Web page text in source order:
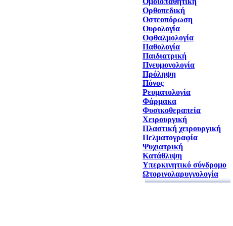
Ορθοπεδική
Οστεοπόρωση
Ουρολογία
Οφθαλμολογία
Παθολογία
Παιδιατρική
Πνευμονολογία
Πρόληψη
Πόνος
Ρευματολογία
Φάρμακα
Φυσικοθεραπεία
Χειρουργική
Πλαστική χειρουργική
Πελματογραφία
Ψυχιατρική
Κατάθλιψη
Υπερκινητικό σύνδρομο
Ωτορινολαρυγγολογία